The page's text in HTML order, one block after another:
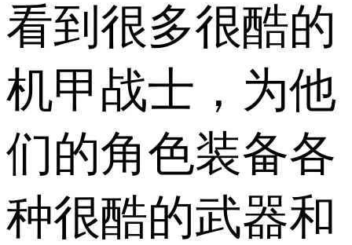
看到很多很酷的
机甲战士，为他
们的角色装备各
种很酷的武器和